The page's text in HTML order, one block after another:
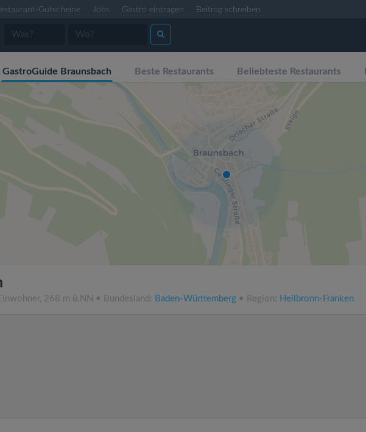
Gutscheine Jobs Gastro eintragen Beitrag schreiben
GastroGuide Braunsbach Beste Restaurants Beliebteste Restaurants
268 m ü.NN • Bundesland: Baden-Württemberg • Region: Heilbronn-Franken